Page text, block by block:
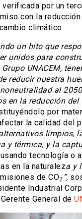
verificada por un
con la
climático.
un hito que
unidos para
UNACEM,
reducir nuestra
al
en la reducción
por
la calidad del
limpios,
y térmica, y la
usando tecnología o
en la naturaleza y
de CO2 ”,
Industrial
General de